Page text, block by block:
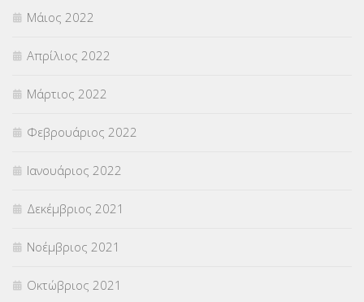
Μάιος 2022
Απρίλιος 2022
Μάρτιος 2022
Φεβρουάριος 2022
Ιανουάριος 2022
Δεκέμβριος 2021
Νοέμβριος 2021
Οκτώβριος 2021